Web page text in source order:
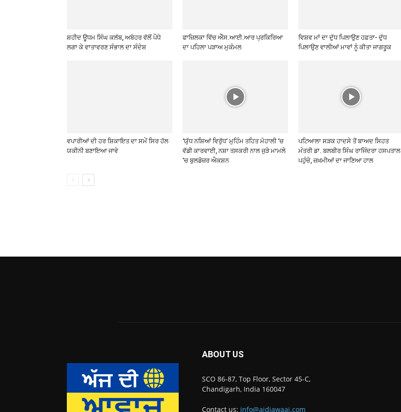
ਸ਼ਹੀਦ ਊਧਮ ਸਿੰਘ ਕਲੱਬ, ਅਬੋਹਰ ਵੱਲੋਂ ਪੌਧੇ
ਲਗਾ ਕੇ ਵਾਤਾਵਰਣ ਸੰਭਾਲ ਦਾ ਸੰਦੇਸ਼
ਫਾਜ਼ਿਲਕਾ ਵਿੱਚ ਐੱਸ.ਆਈ.ਆਰ ਪ੍ਰਕਿਰਿਆ
ਦਾ ਪਹਿਲਾ ਪੜਾਅ ਮੁਕੰਮਲ
ਵਿਸ਼ਵ ਮਾਂ ਦਾ ਦੁੱਧ ਪਿਲਾਉਣ ਹਫ਼ਤਾ- ਦੁੱਧ
ਪਿਲਾਉਣ ਵਾਲੀਆਂ ਮਾਵਾਂ ਨੂੰ ਕੀਤਾ ਜਾਗਰੂਕ
ਵਪਾਰੀਆਂ ਦੀ ਹਰ ਸ਼ਿਕਾਇਤ ਦਾ ਸਮੇਂ ਸਿਰ ਹੱਲ
ਯਕੀਨੀ ਬਣਾਇਆ ਜਾਵੇ
‘ਯੁੱਧ ਨਸ਼ਿਆਂ ਵਿਰੁੱਧ’ ਮੁਹਿੰਮ ਤਹਿਤ ਮੋਹਾਲੀ ’ਚ
ਵੱਡੀ ਕਾਰਵਾਈ, ਨਸ਼ਾ ਤਸਕਰੀ ਨਾਲ ਜੁੜੇ ਮਾਮਲੇ
’ਚ ਬੁਲਡੋਜ਼ਰ ਐਕਸ਼ਨ
ਪਟਿਆਲਾ ਸੜਕ ਹਾਦਸੇ ਤੋਂ ਬਾਅਦ ਸਿਹਤ
ਮੰਤਰੀ ਡਾ. ਬਲਬੀਰ ਸਿੰਘ ਰਾਜਿੰਦਰਾ ਹਸਪਤਾਲ
ਪਹੁੰਚੇ, ਜ਼ਖ਼ਮੀਆਂ ਦਾ ਜਾਣਿਆ ਹਾਲ
ABOUT US
SCO 86-87, Top Floor, Sector 45-C,
Chandigarh, India 160047
Contact us: info@ajdiawaaj.com